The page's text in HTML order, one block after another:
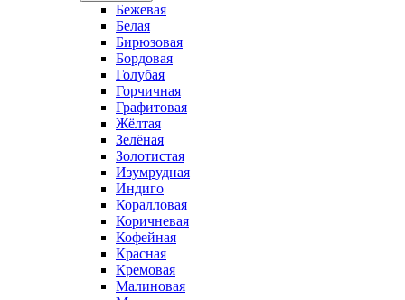
Бежевая
Белая
Бирюзовая
Бордовая
Голубая
Горчичная
Графитовая
Жёлтая
Зелёная
Золотистая
Изумрудная
Индиго
Коралловая
Коричневая
Кофейная
Красная
Кремовая
Малиновая